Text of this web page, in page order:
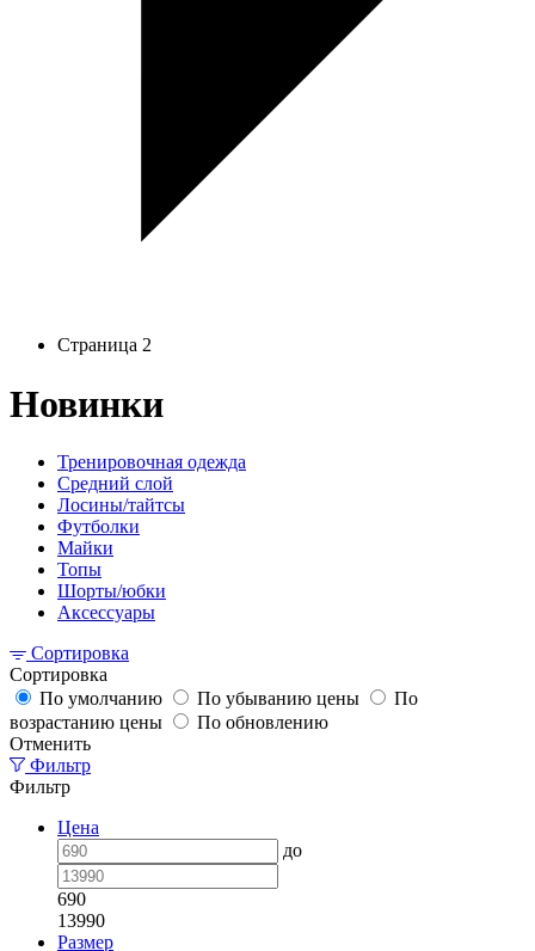
Страница 2
Новинки
Тренировочная одежда
Средний слой
Лосины/тайтсы
Футболки
Майки
Топы
Шорты/юбки
Аксессуары
Сортировка
Сортировка
По умолчанию
По убыванию цены
По
возрастанию цены
По обновлению
Отменить
Фильтр
Фильтр
Цена
до
690
13990
Размер